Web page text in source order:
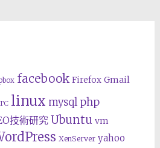
facebook Firefox Gmail
linux mysql php
技術研究 Ubuntu vm
XenServer yahoo